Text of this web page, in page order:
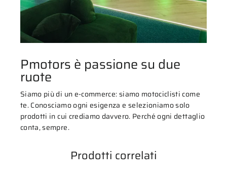
Pmotors è passione su due
ruote
Siamo più di un e-commerce: siamo motociclisti come
te. Conosciamo ogni esigenza e selezioniamo solo
prodotti in cui crediamo davvero. Perché ogni dettaglio
conta, sempre.
Prodotti correlati